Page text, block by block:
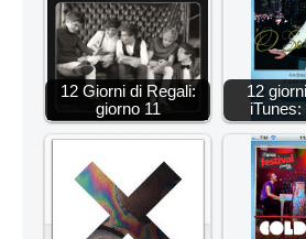
12 Giorni di Regali:
giorno 11
12
iTunes: